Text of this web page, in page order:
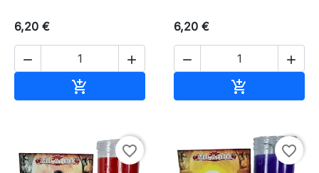
6,20 €
 

6,20 €
 

favorite_border favorite_border